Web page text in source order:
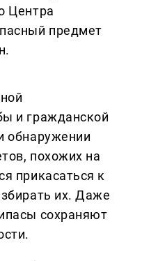
Центра
предмет
и гражданской
обнаружении
похожих на
прикасаться к
их. Даже
сохраняют